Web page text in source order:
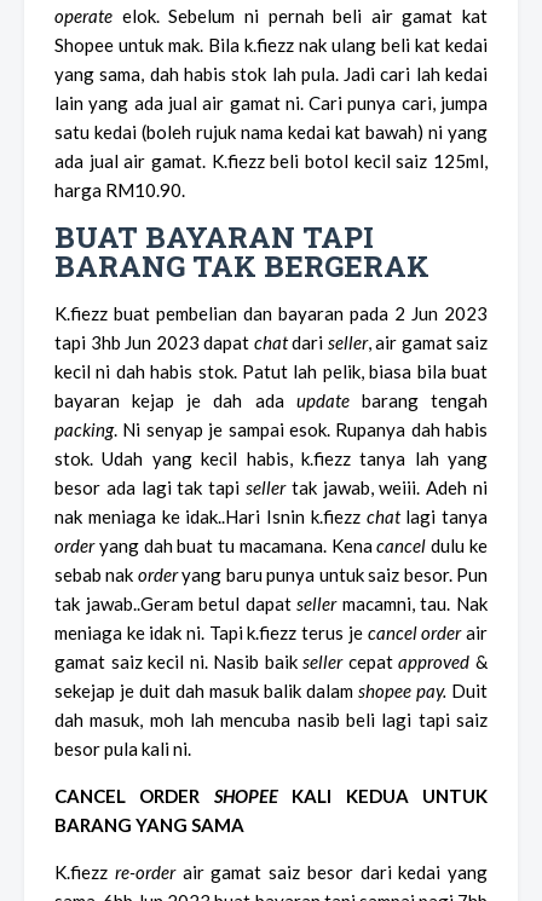
operate elok. Sebelum ni pernah beli air gamat kat
Shopee untuk mak. Bila k.fiezz nak ulang beli kat kedai
yang sama, dah habis stok lah pula. Jadi cari lah kedai
lain yang ada jual air gamat ni. Cari punya cari, jumpa
satu kedai (boleh rujuk nama kedai kat bawah) ni yang
ada jual air gamat. K.fiezz beli botol kecil saiz 125ml,
harga RM10.90.
BUAT BAYARAN TAPI
BARANG TAK BERGERAK
K.fiezz buat pembelian dan bayaran pada 2 Jun 2023
tapi 3hb Jun 2023 dapat chatdari seller, air gamat saiz
kecil ni dah habis stok. Patut lah pelik, biasa bila buat
bayaran kejap je dah ada updatebarang tengah
packing. Ni senyap je sampai esok. Rupanya dah habis
stok. Udah yang kecil habis, k.fiezz tanya lah yang
besor ada lagi tak tapi sellertak jawab, weiii. Adeh ni
nak meniaga ke idak..Hari Isnin k.fiezz chatlagi tanya
orderyang dah buat tu macamana. Kenacancel dulu ke
sebab nak orderyang baru punya untuk saiz besor. Pun
tak jawab..Geram betul dapatsellermacamni, tau. Nak
meniaga ke idak ni. Tapi k.fiezz terus je cancel orderair
gamat saiz kecil ni. Nasib baiksellercepatapproved &
sekejap je duit dah masuk balik dalam shopee pay. Duit
dah masuk, moh lah mencuba nasib beli lagi tapi saiz
besor pula kali ni.
CANCEL ORDER SHOPEEKALI KEDUA UNTUK
BARANG YANG SAMA
K.fiezz re-orderair gamat saiz besor dari kedai yang